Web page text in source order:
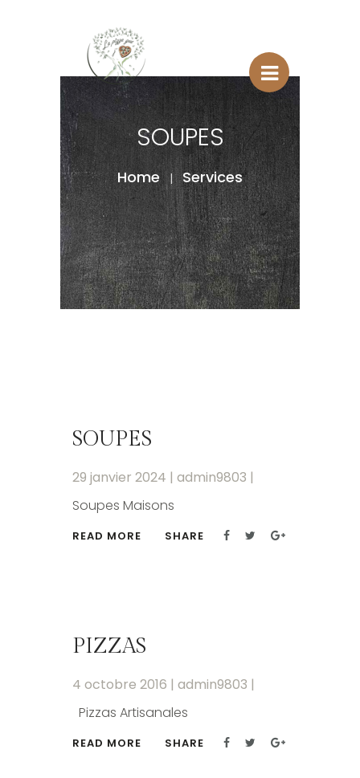
SOUPES
Home | Services
SOUPES
29 janvier 2024 | admin9803 |
Soupes Maisons
READ MORE SHARE
PIZZAS
4 octobre 2016 | admin9803 |
Pizzas Artisanales
READ MORE SHARE